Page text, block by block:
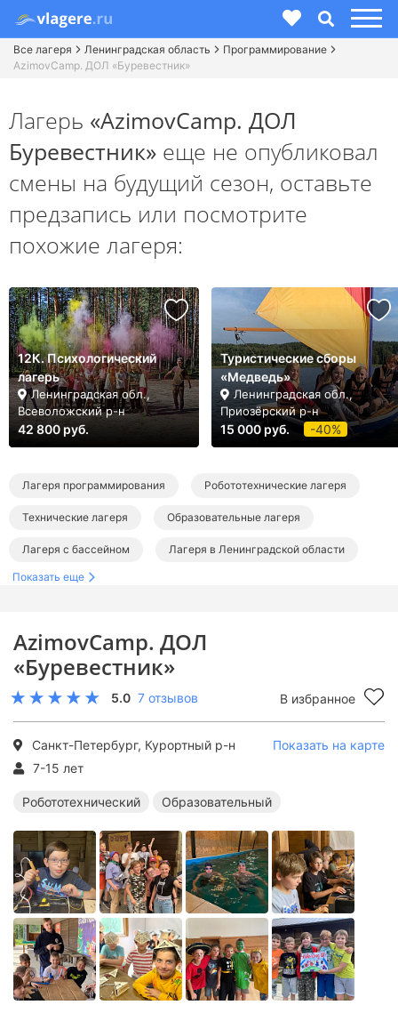
Все лагеря Ленинградская область
Программирование
AzimovCamp. ДОЛ «Буревестник»
AzimovCamp. ДОЛ
«Буревестник»
5.0 7 отзывов В избранное
Санкт-Петербург, Курортный р-н
Показать на карте
7-15 лет
Робототехнический Образовательный
Лагерь «AzimovCamp. ДОЛ
Буревестник» еще не опубликовал
смены на будущий сезон, оставьте
предзапись или посмотрите
похожие лагеря:
12К. Психологический
лагерь
Ленинградская обл.,
Всеволожский р-н
42 800 руб.
Туристические сборы
«Медведь»
Ленинградская обл.,
Приозёрский р-н
15 000 руб. -40%
Лагеря программирования Робототехнические лагеря
Технические лагеря Образовательные лагеря
Лагеря с бассейном Лагеря в Ленинградской области
Лагеря в Санкт-Петербурге
Робототехнические лагеря в Ленинградской области
Технические лагеря в Ленинградской области
Лагеря с бассейном в Ленинградской области
Лагеря программирования в Санкт-Петербурге
Робототехнические лагеря в Санкт-Петербурге
Технические лагеря в Санкт-Петербурге
Образовательные лагеря в Санкт-Петербурге
Лагеря с бассейном в Санкт-Петербурге
Показать еще